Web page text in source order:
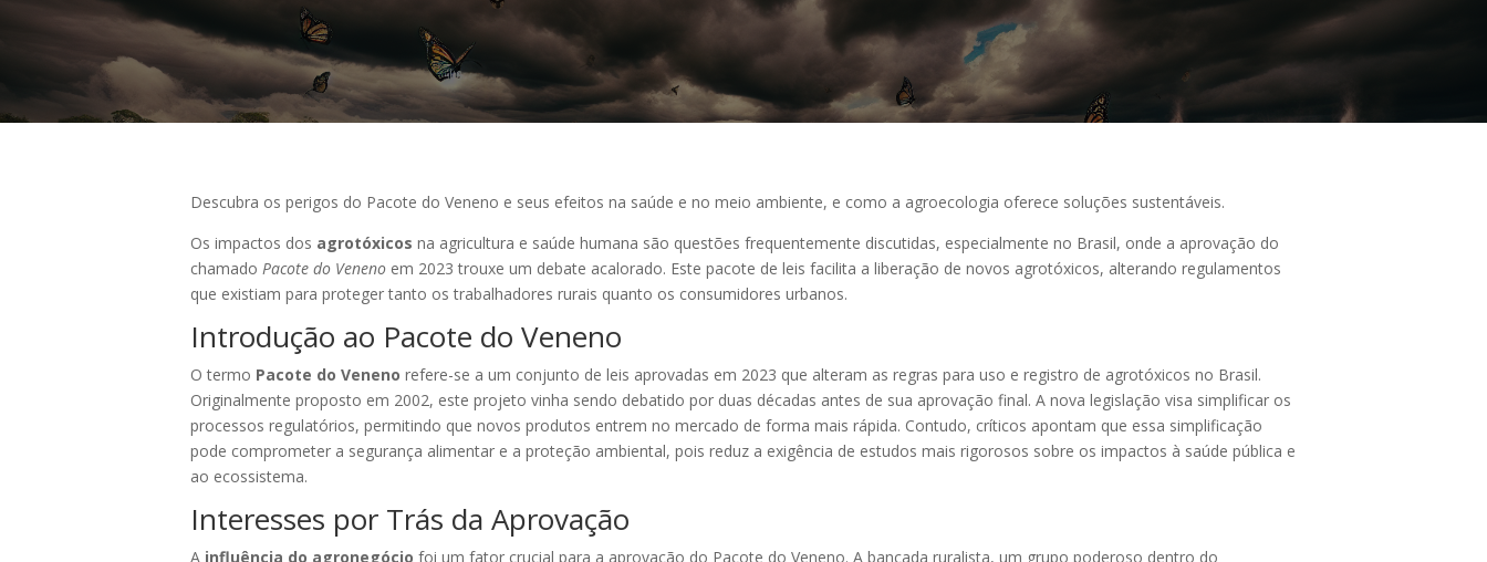
Descubra os perigos do Pacote do Veneno e seus efeitos na saúde e no meio ambiente, e como a agroecologia oferece soluções sustentáveis.
Os impactos dos agrotóxicos na agricultura e saúde humana são questões frequentemente discutidas, especialmente no Brasil, onde a aprovação do
chamado Pacote do Veneno em 2023 trouxe um debate acalorado. Este pacote de leis facilita a liberação de novos agrotóxicos, alterando regulamentos
que existiam para proteger tanto os trabalhadores rurais quanto os consumidores urbanos.
Introdução ao Pacote do Veneno
O termo Pacote do Veneno refere-se a um conjunto de leis aprovadas em 2023 que alteram as regras para uso e registro de agrotóxicos no Brasil.
Originalmente proposto em 2002, este projeto vinha sendo debatido por duas décadas antes de sua aprovação final. A nova legislação visa simplificar os
processos regulatórios, permitindo que novos produtos entrem no mercado de forma mais rápida. Contudo, críticos apontam que essa simplificação
pode comprometer a segurança alimentar e a proteção ambiental, pois reduz a exigência de estudos mais rigorosos sobre os impactos à saúde pública e
ao ecossistema.
Interesses por Trás da Aprovação
A influência do agronegócio foi um fator crucial para a aprovação do Pacote do Veneno. A bancada ruralista, um grupo poderoso dentro do